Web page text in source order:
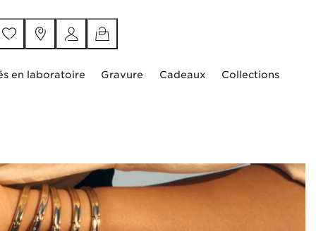
en laboratoire Gravure Cadeaux Collections